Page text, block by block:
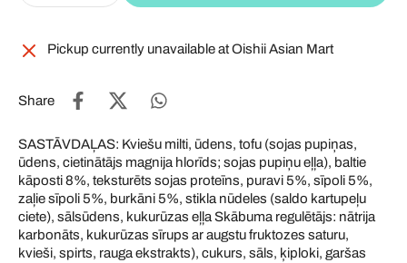
Pickup currently unavailable atOishii Asian Mart
Share
SASTĀVDAĻAS: Kviešu milti, ūdens, tofu (sojas pupiņas,
ūdens, cietinātājs magnija hlorīds; sojas pupiņu eļļa), baltie
kāposti 8%, teksturēts sojas proteīns, puravi 5%, sīpoli 5%,
zaļie sīpoli 5%, burkāni 5%, stikla nūdeles (saldo kartupeļu
ciete), sālsūdens, kukurūzas eļļa Skābuma regulētājs: nātrija
karbonāts, kukurūzas sīrups ar augstu fruktozes saturu,
kvieši, spirts, rauga ekstrakts), cukurs, sāls, ķiploki, garšas